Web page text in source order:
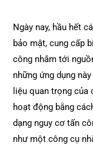
Ngày nay, hầu hết
bảo mật, cung cấp
công nhắm tới
những ứng dụng
liệu quan trọng của
hoạt động bằng
dạng nguy cơ tấn
như một công cụ